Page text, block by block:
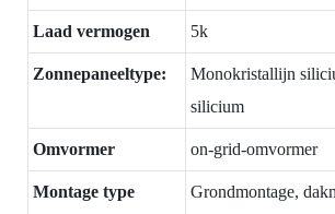
Laad vermogen 5k
Zonnepaneeltype:
Monokristallijn
silicium
Omvormer on-grid-omvormer
Montage type
Grondmontage,